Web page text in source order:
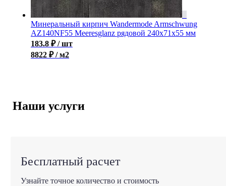
Минеральный кирпич Wandermode Armschwung
AZ140NF55 Meeresglanz рядовой 240x71x55 мм
183.8 ₽ / шт
8822 ₽ / м2
Наши услуги
Бесплатный расчет
Узнайте точное количество и стоимость